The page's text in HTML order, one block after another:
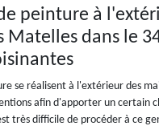
peinture à
Matelles dans le
se réalisent à l'extérieur des
afin d'apporter un certain
très difficile de procéder à ce